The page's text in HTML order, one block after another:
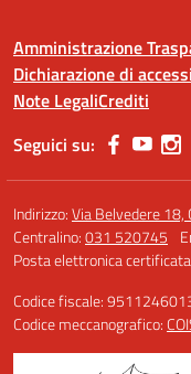
Amministrazione
Dichiarazione di
Note LegaliCrediti
Seguici su:
Indirizzo:Via Belvedere 18,
Centralino:031 520745
Posta elettronica certificata
Codice fiscale:
Codice meccanografico: